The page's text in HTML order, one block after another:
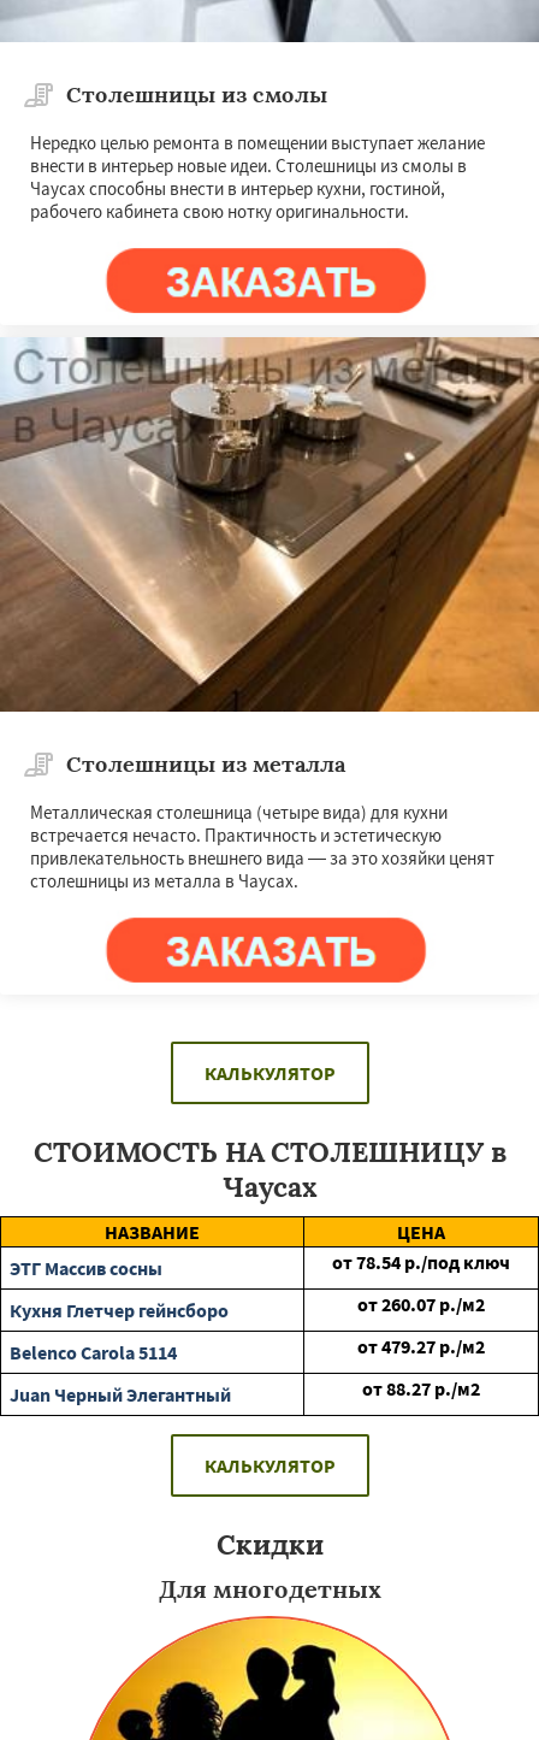
Столешницы из смолы
Нередко целью ремонта в помещении выступает желание
внести в интерьер новые идеи. Столешницы из смолы в
Чаусах способны внести в интерьер кухни, гостиной,
рабочего кабинета свою нотку оригинальности.
Столешницы из металла
Металлическая столешница (четыре вида) для кухни
встречается нечасто. Практичность и эстетическую
привлекательность внешнего вида — за это хозяйки ценят
столешницы из металла в Чаусах.
КАЛЬКУЛЯТОР
СТОИМОСТЬ НА СТОЛЕШНИЦУ в
Чаусах
НАЗВАНИЕ
ЦЕНА
ЭТГ Массив сосны
от78.54 р./под ключ
Кухня Глетчер гейнсборо
от260.07 р./м2
Belenco Carola 5114
от479.27 р./м2
Juan Черный Элегантный
от88.27 р./м2
КАЛЬКУЛЯТОР
Скидки
Для многодетных